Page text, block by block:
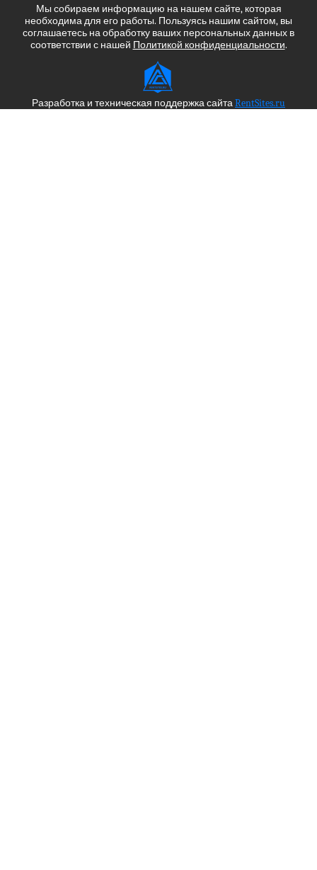
Мы собираем информацию на нашем сайте, которая
необходима для его работы. Пользуясь нашим сайтом, вы
соглашаетесь на обработку ваших персональных данных в
соответствии с нашей Политикой конфиденциальности.
Разработка и техническая поддержка сайтаRentSites.ru